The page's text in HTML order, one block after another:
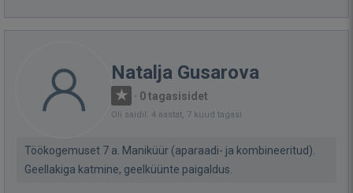
Natalja Gusarova
· 0 tagasisidet
Oli saidil: 4 aastat, 7 kuud tagasi
Töökogemuset 7 a. Maniküür (aparaadi- ja kombineeritud).
Geellakiga katmine, geelküünte paigaldus.